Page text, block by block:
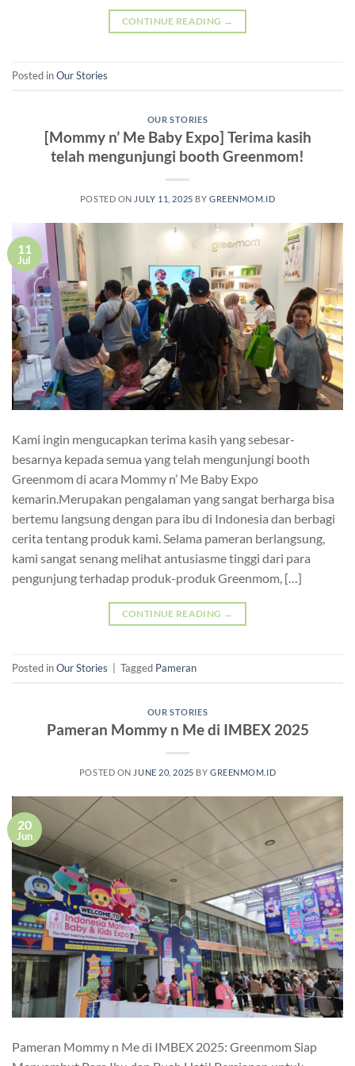
CONTINUE READING →
Posted inOur Stories
OUR STORIES
[Mommy n’ Me Baby Expo] Terima kasih
telah mengunjungi booth Greenmom!
POSTED ON JULY 11, 2025 BY GREENMOM.ID
11
Jul
Kami ingin mengucapkan terima kasih yang sebesar-
besarnya kepada semua yang telah mengunjungi booth
Greenmom di acara Mommy n’ Me Baby Expo
kemarin.Merupakan pengalaman yang sangat berharga bisa
bertemu langsung dengan para ibu di Indonesia dan berbagi
cerita tentang produk kami. Selama pameran berlangsung,
kami sangat senang melihat antusiasme tinggi dari para
pengunjung terhadap produk-produk Greenmom, […]
CONTINUE READING →
Posted inOur Stories Tagged Pameran
OUR STORIES
Pameran Mommy n Me di IMBEX 2025
POSTED ON JUNE 20, 2025 BY GREENMOM.ID
20
Jun
Pameran Mommy n Me di IMBEX 2025: Greenmom Siap